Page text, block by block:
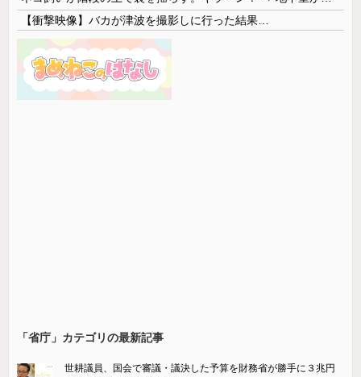
【衝撃映像】バカが津波を撮影しに行った結果…
「省庁」カテゴリの最新記事
世耕議員、国会で審議・議決した予算を財務省が勝手に３兆円